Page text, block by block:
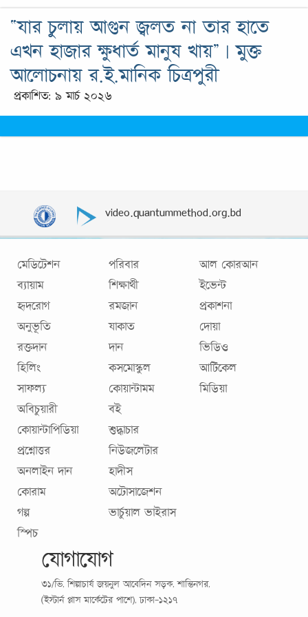
“যার চুলায় আগুন জ্বলত না তার হাতে
এখন হাজার ক্ষুধার্ত মানুষ খায়” | মুক্ত
আলোচনায় র.ই.মানিক চিত্রপুরী
প্রকাশিত: ৯ মার্চ ২০২৬
video.quantummethod.org.bd
মেডিটেশন
ব্যায়াম
হৃদরোগ
অনুভূতি
রক্তদান
হিলিং
সাফল্য
পরিবার
শিক্ষার্থী
রমজান
যাকাত
দান
কসমোস্কুল
কোয়ান্টামম
আল কোরআন
ইভেন্ট
প্রকাশনা
দোয়া
ভিডিও
আর্টিকেল
মিডিয়া
অবিচুয়ারী
কোয়ান্টাপিডিয়া
প্রশ্নোত্তর
অনলাইন দান
কোরাম
গল্প
স্পিচ
বই
শুদ্ধাচার
নিউজলেটার
হাদীস
অটোসাজেশন
ভার্চুয়াল ভাইরাস
যোগাযোগ
৩১/ভি, শিল্পাচার্য জয়নুল আবেদিন সড়ক, শান্তিনগর,
(ইস্টার্ন প্লাস মার্কেটের পাশে), ঢাকা-১২১৭